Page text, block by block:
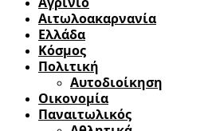
Αιτωλοακαρνανία
Ελλάδα
Κόσμος
Πολιτική
Αυτοδιοίκηση
Οικονομία
Παναιτωλικός